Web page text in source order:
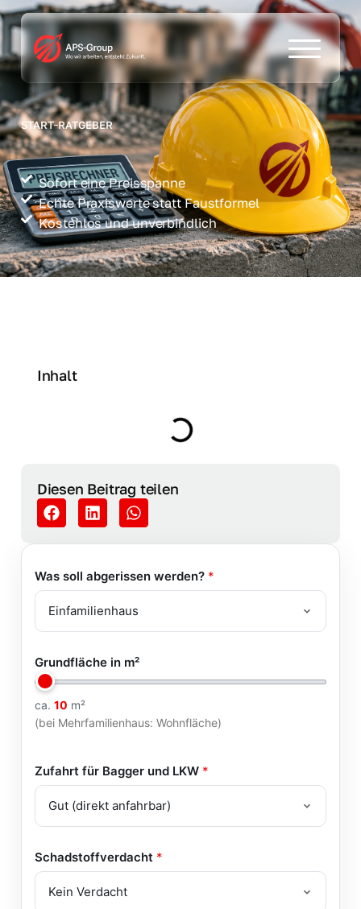
START RATGEBER
Sofort eine Preisspanne
Echte Praxiswerte statt Faustformel
Kostenlos und unverbindlich
Inhalt
Diesen Beitrag teilen
Was soll abgerissen werden? *
Grundfläche in m²
ca. 10 m²
(bei Mehrfamilienhaus: Wohnfläche)
Zufahrt für Bagger und LKW *
Schadstoffverdacht *